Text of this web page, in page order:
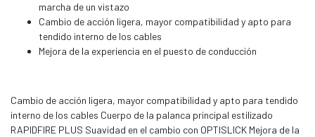
marcha de un vistazo
Cambio de acción ligera, mayor compatibilidad y apto para
tendido interno de los cables
Mejora de la experiencia en el puesto de conducción
Cambio de acción ligera, mayor compatibilidad y apto para tendido
interno de los cables Cuerpo de la palanca principal estilizado
RAPIDFIRE PLUS Suavidad en el cambio con OPTISLICK Mejora de la